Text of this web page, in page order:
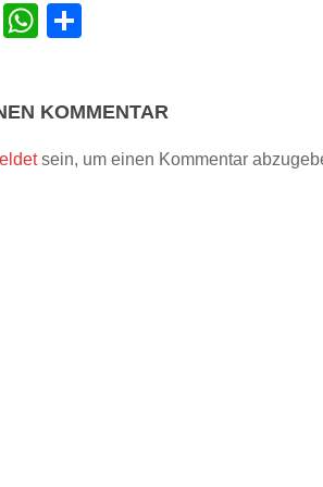
EmailWhatsApp
KOMMENTAR
sein, um einen Kommentar